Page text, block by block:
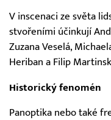
V inscenaci ze světa
stvořeními účinkují
Zuzana Veselá,
Heriban a Filip
Historický fenomén
Panoptika nebo také